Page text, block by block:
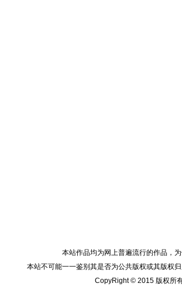
本站作品均为网上普遍流行的作品，
本站不可能一一鉴别其是否为公共版权或其版权
CopyRight © 2015 版权所